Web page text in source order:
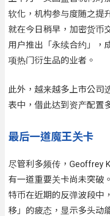
软化，机构参与度随之提
就在今日稍早，加密货币
用户推出「永续合约」，
项热门衍生品的业者。
此外，越来越多上市公司
表中，借此达到资产配置
最后一道魔王关卡
尽管利多频传，Geoffrey
有一道重要关卡尚未突破
特币在近期的反弹波段中
移」的疲态，显示多头动